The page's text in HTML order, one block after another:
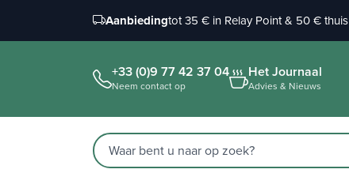
Aanbiedingtot 35 € in Relay Point & 50 € thuis
+33 (0)9 77 42 37 04
Neem contact op
Het Journaal
Advies & Nieuws